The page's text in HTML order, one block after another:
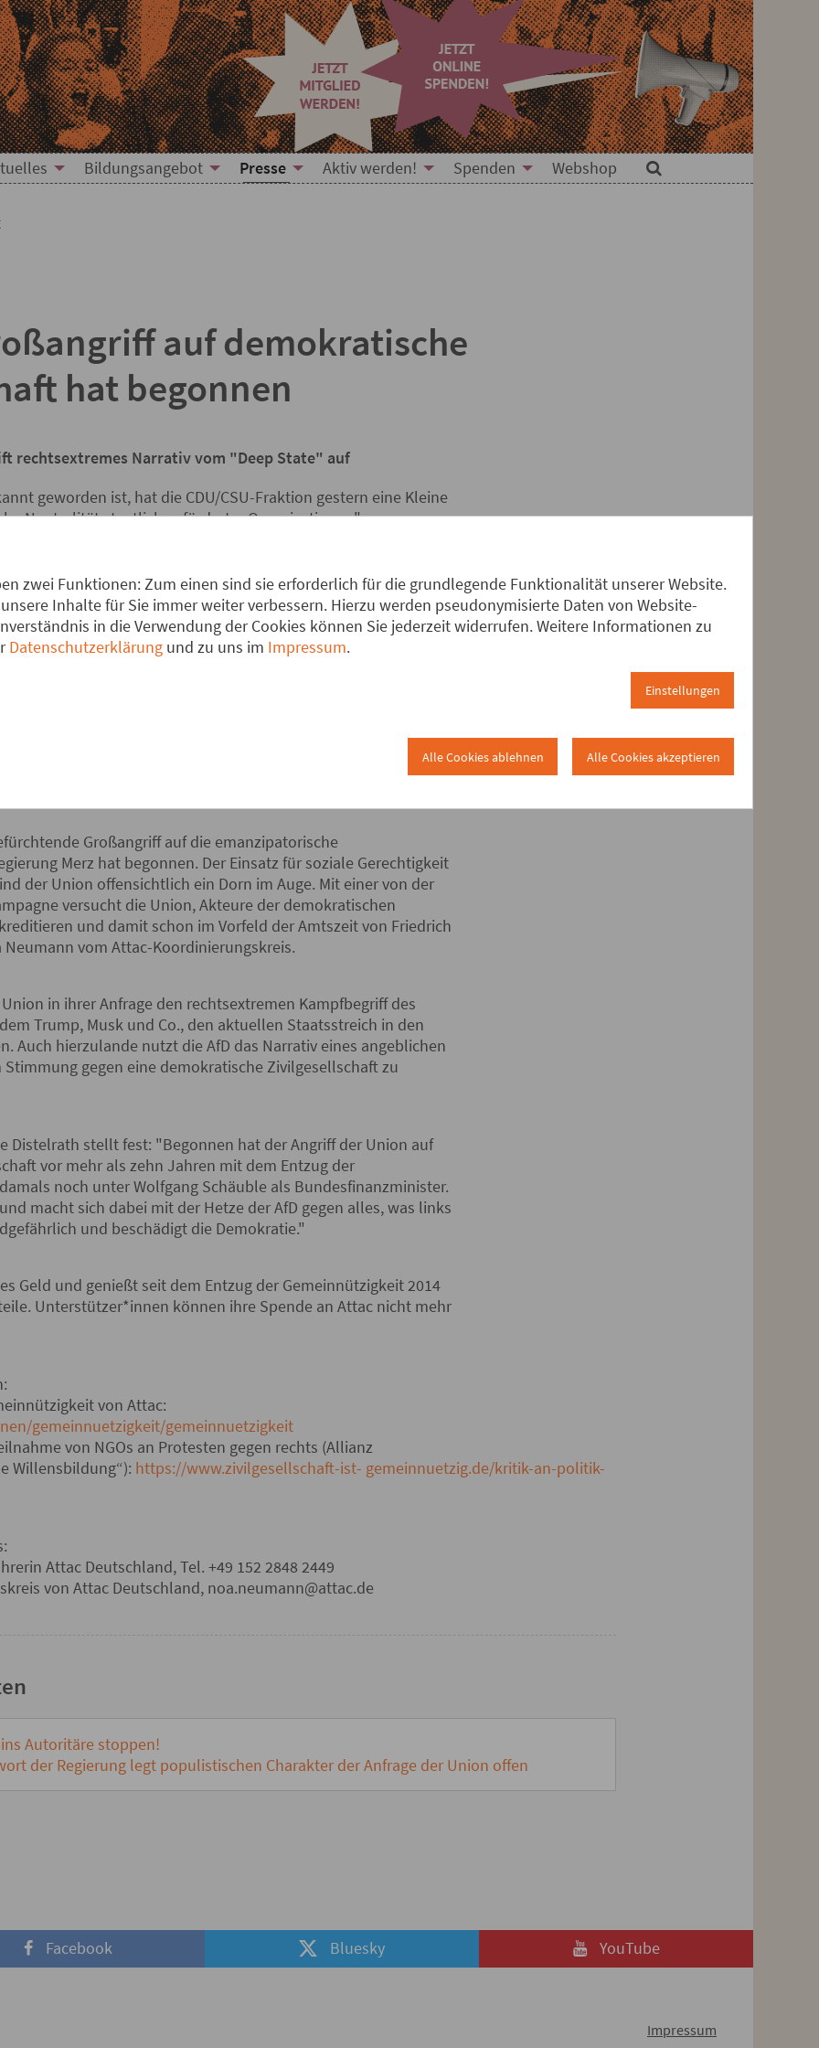
Bildungsangebot Presse Aktiv werden! Spenden Webshop
auf demokratische
hat begonnen
rechtsextremes Narrativ vom "Deep State" auf
geworden ist, hat die CDU/CSU-Fraktion gestern eine Kleine
Neutralität staatlich geförderter Organisationen"
20/150/2015035.pdf
Union zentral auf einen Artikel der Zeitung "Die Welt" mit dem
State und seine gefährliche Macht". Darin wirft die Zeitung aus
Organisationen, die sich an den jüngsten Protesten
und dabei das von Friedrich Merz initiierte gemeinsame
Grundordnung". Konkret genannt und angegriffen werden in
Attac, Omas gegen rechts und Correctiv. Inhaltlich zeichnet die
Großangriff auf die emanzipatorische
Merz hat begonnen. Der Einsatz für soziale Gerechtigkeit
der Union offensichtlich ein Dorn im Auge. Mit einer von der
versucht die Union, Akteure der demokratischen
und damit schon im Vorfeld der Amtszeit von Friedrich
Neumann vom Attac-Koordinierungskreis.
in ihrer Anfrage den rechtsextremen Kampfbegriff des
Trump, Musk und Co., den aktuellen Staatsstreich in den
Auch hierzulande nutzt die AfD das Narrativ eines angeblichen
gegen eine demokratische Zivilgesellschaft zu
Distelrath stellt fest: "Begonnen hat der Angriff der Union auf
vor mehr als zehn Jahren mit dem Entzug der
noch unter Wolfgang Schäuble als Bundesfinanzminister.
macht sich dabei mit der Hetze der AfD gegen alles, was links
und beschädigt die Demokratie."
Geld und genießt seit dem Entzug der Gemeinnützigkeit 2014
Unterstützer*innen können ihre Spende an Attac nicht mehr
von Attac:
gemeinnuetzigkeit/gemeinnuetzigkeit
von NGOs an Protesten gegen rechts (Allianz
Willensbildung“): https://www.zivilgesellschaft-ist- gemeinnuetzig.de/kritik-an-politik-
Attac Deutschland, Tel. +49 152 2848 2449
von Attac Deutschland, noa.neumann@attac.de
Autoritäre stoppen!
der Regierung legt populistischen Charakter der Anfrage der Union offen
Facebook Bluesky YouTube
Impressum
zwei Funktionen: Zum einen sind sie erforderlich für die grundlegende Funktionalität unserer Website.
Inhalte für Sie immer weiter verbessern. Hierzu werden pseudonymisierte Daten von Website-
in die Verwendung der Cookies können Sie jederzeit widerrufen. Weitere Informationen zu
Datenschutzerklärung und zu uns im Impressum.
Einstellungen
Alle Cookies ablehnen Alle Cookies akzeptieren